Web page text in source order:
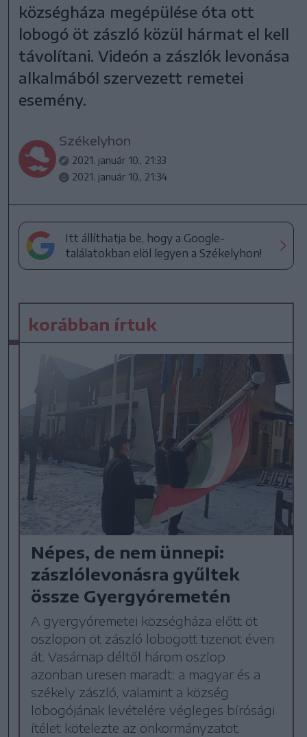
községháza megépülése óta ott
lobogó öt zászló közül hármat el kell
távolítani. Videón a zászlók levonása
alkalmából szervezett remetei
esemény.
Székelyhon
2021. január 10., 21:33
2021. január 10., 21:34
Itt állíthatja be, hogy a Google-
találatokban elöl legyen a Székelyhon!
korábban írtuk
Népes, de nem ünnepi:
zászlólevonásra gyűltek
össze Gyergyóremetén
A gyergyóremetei községháza előtt öt
oszlopon öt zászló lobogott tizenöt éven
át. Vasárnap déltől három oszlop
azonban üresen maradt: a magyar és a
székely zászló, valamint a község
lobogójának levételére végleges bírósági
ítélet kötelezte az önkormányzatot.